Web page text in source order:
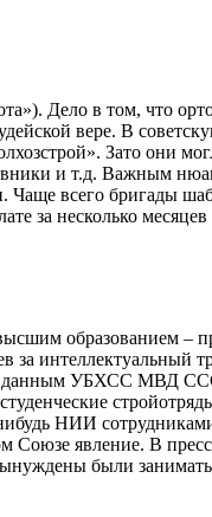
Дело в том, что
вере. В
Зато они
и т.д. Важным
всего бригады
за несколько
образованием –
данным УБХСС МВД
НИИ
Союзе явление. В
были